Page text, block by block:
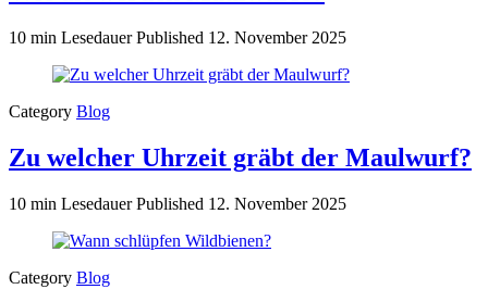
10 min LesedauerPublished 12. November 2025
Category Blog
Zu welcher Uhrzeit gräbt der Maulwurf?
10 min LesedauerPublished 12. November 2025
Category Blog